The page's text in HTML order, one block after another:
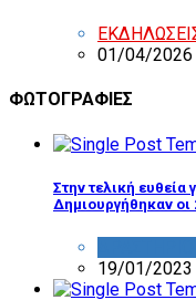
01/04/2026
ΦΩΤΟΓΡΑΦΙΕΣ
Στην τελική ευθεία
Δημιουργήθηκαν οι
19/01/2023